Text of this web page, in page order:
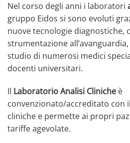
Nel corso degli anni i laboratori
gruppo Eidos si sono evoluti
nuove tecnologie diagnostiche,
strumentazione all’avanguardia,
studio di numerosi medici
docenti universitari.
Il Laboratorio Analisi Cliniche è
convenzionato/accreditato con
cliniche e permette ai propri
tariffe agevolate.